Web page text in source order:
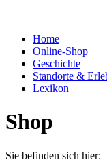
Home
Online-Shop
Geschichte
Standorte &
Lexikon
Shop
Sie befinden sich hier: